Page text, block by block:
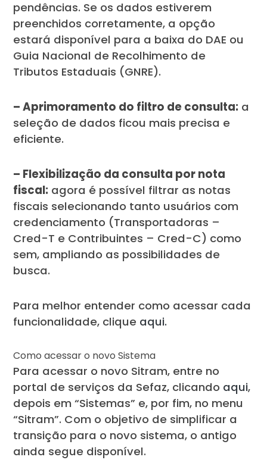
pendências. Se os dados estiverem
preenchidos corretamente, a opção
estará disponível para a baixa do DAE ou
Guia Nacional de Recolhimento de
Tributos Estaduais (GNRE).
– Aprimoramento do filtro de consulta: a
seleção de dados ficou mais precisa e
eficiente.
– Flexibilização da consulta por nota
fiscal: agora é possível filtrar as notas
fiscais selecionando tanto usuários com
credenciamento (Transportadoras –
Cred-T e Contribuintes – Cred-C) como
sem, ampliando as possibilidades de
busca.
Para melhor entender como acessar cada
funcionalidade, clique aqui.
Como acessar o novo Sistema
Para acessar o novo Sitram, entre no
portal de serviços da Sefaz, clicando aqui,
depois em “Sistemas” e, por fim, no menu
“Sitram”. Com o objetivo de simplificar a
transição para o novo sistema, o antigo
ainda segue disponível.